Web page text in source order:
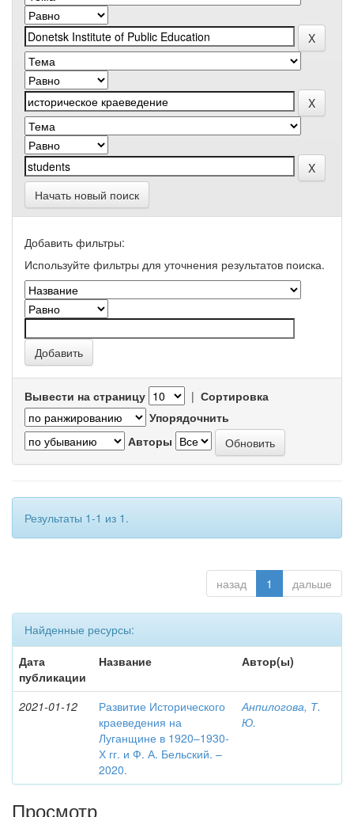
Начать новый поиск
Добавить фильтры:
Используйте фильтры для уточнения результатов поиска.
Вывести на страницу | Сортировка
Упорядочнить
Авторы
Результаты 1-1 из 1.
назад 1 дальше
Найденные ресурсы:
Дата
публикации
Название Автор(ы)
2021-01-12
Развитие Исторического
краеведения на
Луганщине в 1920–1930-
Х гг. и Ф. А. Бельский. –
2020.
Анпилогова, Т.
Ю.
Просмотр